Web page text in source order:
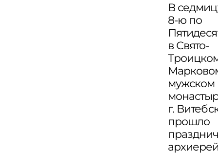
В
8-ю по
в Свято-
мужском
г.
прошло